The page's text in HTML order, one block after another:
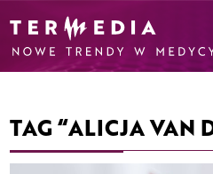
TAG “ALICJA VAN